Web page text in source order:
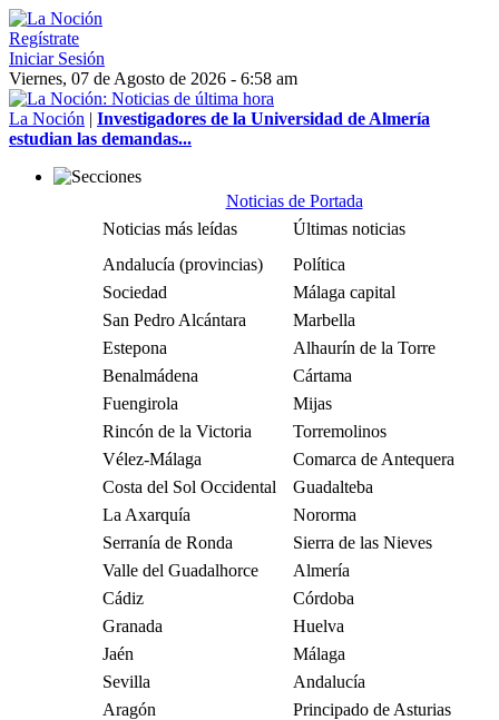
Regístrate
Iniciar Sesión
Viernes, 07 de Agosto de 2026 - 6:58 am
La Noción | Investigadores de la Universidad de Almería
estudian las demandas...
Noticias de Portada
Noticias más leídas
Últimas noticias
Andalucía (provincias)
Política
Sociedad
Málaga capital
San Pedro Alcántara
Marbella
Estepona
Alhaurín de la Torre
Benalmádena
Cártama
Fuengirola
Mijas
Rincón de la Victoria
Torremolinos
Vélez-Málaga
Comarca de Antequera
Costa del Sol Occidental
Guadalteba
La Axarquía
Nororma
Serranía de Ronda
Sierra de las Nieves
Valle del Guadalhorce
Almería
Cádiz
Córdoba
Granada
Huelva
Jaén
Málaga
Sevilla
Andalucía
Aragón
Principado de Asturias